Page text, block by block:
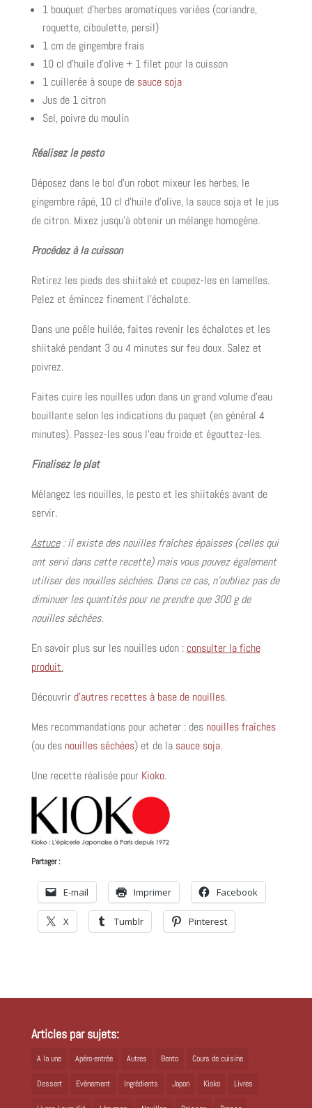
1 bouquet d’herbes aromatiques variées (coriandre,
roquette, ciboulette, persil)
1 cm de gingembre frais
10 cl d’huile d’olive + 1 filet pour la cuisson
1 cuillerée à soupe de sauce soja
Jus de 1 citron
Sel, poivre du moulin
Réalisez le pesto
Déposez dans le bol d’un robot mixeur les herbes, le
gingembre râpé, 10 cl d’huile d’olive, la sauce soja et le jus
de citron. Mixez jusqu’à obtenir un mélange homogène.
Procédez à la cuisson
Retirez les pieds des shiitaké et coupez-les en lamelles.
Pelez et émincez finement l’échalote.
Dans une poêle huilée, faites revenir les échalotes et les
shiitaké pendant 3 ou 4 minutes sur feu doux. Salez et
poivrez.
Faites cuire les nouilles udon dans un grand volume d’eau
bouillante selon les indications du paquet (en général 4
minutes). Passez-les sous l’eau froide et égouttez-les.
Finalisez le plat
Mélangez les nouilles, le pesto et les shiitakés avant de
servir.
Astuce: il existe des nouilles fraîches épaisses (celles qui
ont servi dans cette recette) mais vous pouvez également
utiliser des nouilles séchées. Dans ce cas, n’oubliez pas de
diminuer les quantités pour ne prendre que 300 g de
nouilles séchées.
En savoir plus sur les nouilles udon : consulter la fiche
produit.
Découvrir d’autres recettes à base de nouilles.
Mes recommandations pour acheter : des nouilles fraîches
(ou des nouilles séchées) et de la sauce soja.
Une recette réalisée pour Kioko.
Partager :
E-mail Imprimer Facebook
X Tumblr Pinterest
Articles par sujets:
A la une Apéro-entrée Autres Bento Cours de cuisine
Dessert Evènement Ingrédients Japon Kioko Livres